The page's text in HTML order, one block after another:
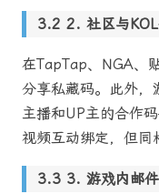
2. 社区与
在TapTap、NGA、
分享私藏码。此外，
主播和UP主的合作
视频互动绑定，但同
3. 游戏内邮